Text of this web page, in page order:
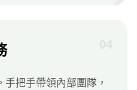
把手帶領內部團隊，